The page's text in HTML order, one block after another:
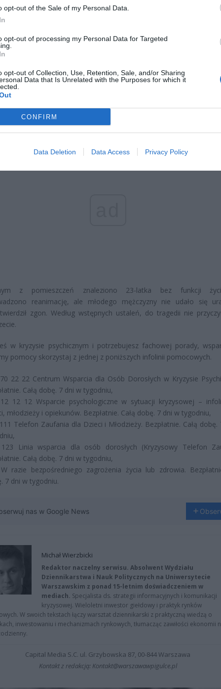
opt-out of the Sale of my Personal Data.
opt-out of processing my Personal Data for Targeted
opt-out of Collection, Use, Retention, Sale, and/or Sharing
Data that Is Unrelated with the Purposes for which it
CONFIRM
Data Deletion Data Access Privacy Policy
środka.
przecenił hit do kuchni. Air fryer tańszy aż o 150 zł, a to
2026 16:06
dla milionów polskich rodzin. ZUS wypłacił już 173 mln
2026 12:56
z pomieszczeń znaleziono 23-latka bez funkcji
reanimację, ale młodego mężczyzny nie udało się
zgon. Według wstępnych ustaleń, do tragedii nie
w kryzysie psychicznym i potrzebujesz fachowej porady,
pomocy skorzystaj z jednej z poniższych infolinii pomocowych.
22 22 Centrum Wsparcia dla Osób Dorosłych w Kryzysie
Całą dobę. 7 dni w tygodniu,
12 12 Wsparcie psychologiczne w sytuacji kryzysowej –
młodzieży i opiekunów. Bezpłatnie. Całą dobę. 7 dni w tygodniu,
Telefon Zaufania dla Dzieci i Młodzieży. Bezpłatnie. Całą
Linia wsparcia dla osób dorosłych (Kryzysowy Telefon
Całą dobę. 7 dni w tygodniu,
razie bezpośredniego zagrożenia życia lub zdrowia.
7 dni w tygodniu.
nas w Google News
Michał Wierzbicki
Redaktor naczelny serwisu. Absolwent Wydziału
Dziennikarstwa i Nauk Politycznych na Uniwersytecie
Warszawskim z ponad 15-letnim doświadczeniem w
mediach. Specjalista ds. strategii informacyjnych i komunikacji
kryzysowej. Wieloletni inwestor giełdowy i praktyk rynków
W swoich tekstach łączy warsztat dziennikarski z praktyczną wiedzą o
inwestowaniu i mechanizmach rynkowych, tłumacząc zawiłości ekonomii
Capital Media S.C. ul. Grzybowska 87, 00-844 Warszawa
Kontakt z redakcją: Kontakt@warszawawpigulce.pl